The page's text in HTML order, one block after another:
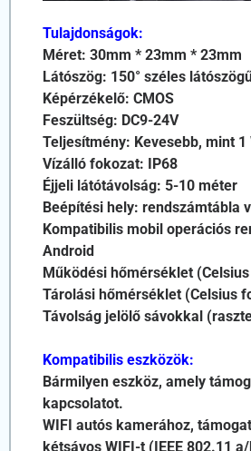
Tulajdonságok:
Méret: 30mm * 23mm * 23mm
Látószög: 150° széles
Képérzékelő: CMOS
Feszültség: DC9-24V
Teljesítmény: Kevesebb, mint 1
Vízálló fokozat: IP68
Éjjeli látótávolság: 5-10 méter
Beépítési hely: rendszámtábla
Kompatibilis mobil operációs
Android
Működési hőmérséklet
Tárolási hőmérséklet (Celsius
Távolság jelölő sávokkal
Kompatibilis eszközök:
Bármilyen eszköz, amely
kapcsolatot.
WIFI autós kamerához,
kétsávos WIFI-t (IEEE 802.11